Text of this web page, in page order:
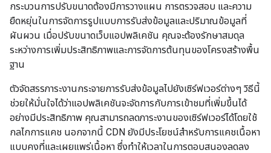
กระบวนการปรับขนาดต้องมีการวางแผน การตรวจสอบ และความ
ยืดหยุ่นในการจัดการรูปแบบการรับส่งข้อมูลและปริมาณข้อมูลที่
ผันผวน เมื่อปรับขนาดเว็บแอปพลิเคชัน คุณจะต้องรักษาสมดุล
ระหว่างการเพิ่มประสิทธิภาพและการจัดการต้นทุนของโครงสร้างพื้น
ฐาน
ตัวจัดสรรภาระงานกระจายการรับส่งข้อมูลไปยังเซิร์ฟเวอร์ต่างๆ วิธีนี้
ช่วยให้มั่นใจได้ว่าแอปพลิเคชันจะจัดการกับการเข้าชมที่เพิ่มขึ้นได้
อย่างมีประสิทธิภาพ คุณสามารถลดภาระงานของเซิร์ฟเวอร์ได้โดยใช้
กลไกการแคช นอกจากนี้ CDN ยังมีประโยชน์สำหรับการแคชเนื้อหา
แบบคงที่และเผยแพร่เนื้อหา ซึ่งทำให้เวลาในการตอบสนองลดลง